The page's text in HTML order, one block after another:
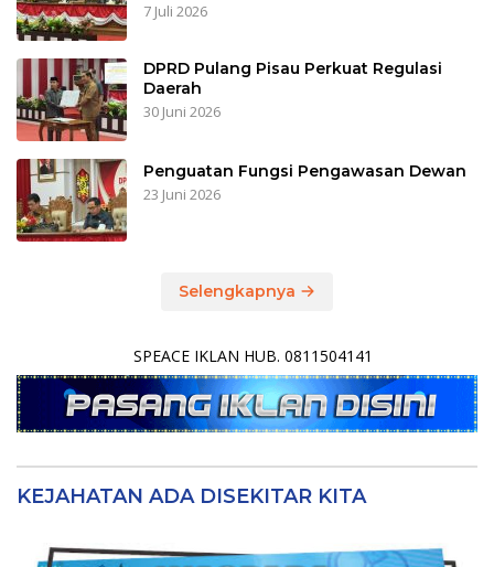
7 Juli 2026
DPRD Pulang Pisau Perkuat Regulasi
Daerah
30 Juni 2026
Penguatan Fungsi Pengawasan Dewan
23 Juni 2026
Selengkapnya
SPEACE IKLAN HUB. 0811504141
KEJAHATAN ADA DISEKITAR KITA